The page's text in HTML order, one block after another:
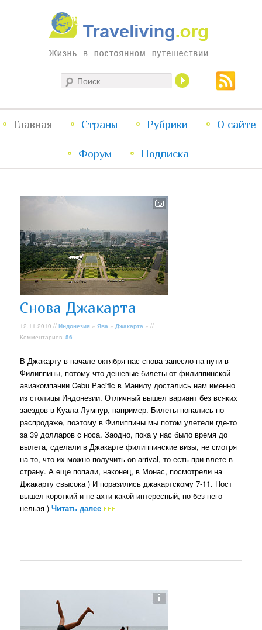
Traveliving
Жизнь в постоянном путешествии
меню
Перейти
к
содержимому
Перейти
к
содержимому
Главная Страны Рубрики О сайте
Форум Подписка
Снова Джакарта
12.11.2010 //Индонезия »Ява » Джакарта » //
Комментариев:56
В Джакарту в начале октября нас снова занесло на пути в
Филиппины, потому что дешевые билеты от филиппинской
авиакомпании Cebu Pacific в Манилу достались нам именно
из столицы Индонезии. Отличный вышел вариант без всяких
заездов в Куала Лумпур, например. Билеты попались по
распродаже, поэтому в Филиппины мы потом улетели где-то
за 39 долларов с носа. Заодно, пока у нас было время до
вылета, сделали в Джакарте филиппинские визы, не смотря
на то, что их можно получить on arrival, то есть при влете в
страну. А еще попали, наконец, в Монас, посмотрели на
Джакарту свысока ) И поразились джакартскому 7-11. Пост
вышел короткий и не ахти какой интересный, но без него
нельзя )Читать далее